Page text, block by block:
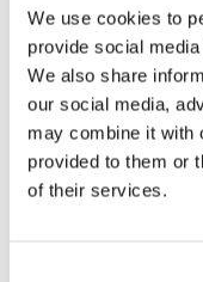
We use cookies to
provide social
We also share
our social media,
may combine it with
provided to them or
of their services.
Segnale di
Lunghezza
Velocità